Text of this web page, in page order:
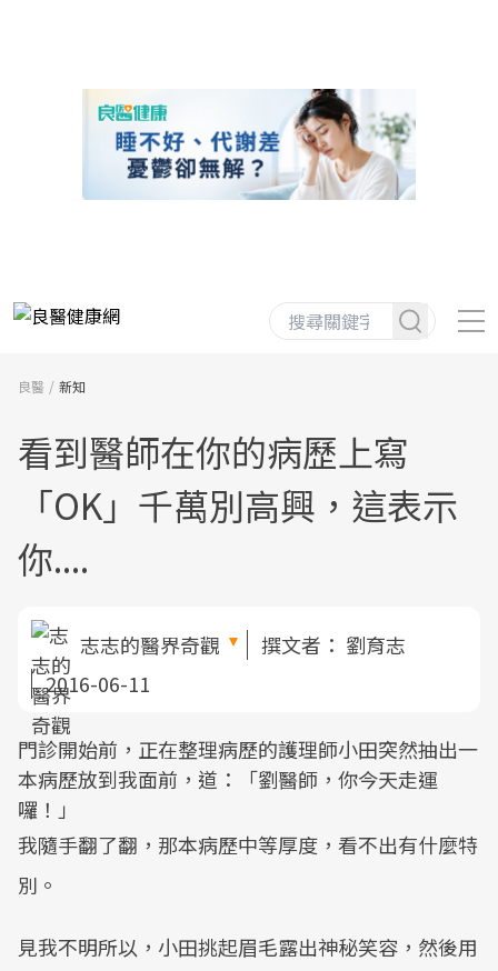
良醫 新知
看到醫師在你的病歷上寫
「OK」千萬別高興，這表示
你....
志志的醫界奇觀 撰文者： 劉育志
2016-06-11
門診開始前，正在整理病歷的護理師小田突然抽出一
本病歷放到我面前，道：「劉醫師，你今天走運
囉！」
我隨手翻了翻，那本病歷中等厚度，看不出有什麼特
別。
見我不明所以，小田挑起眉毛露出神秘笑容，然後用